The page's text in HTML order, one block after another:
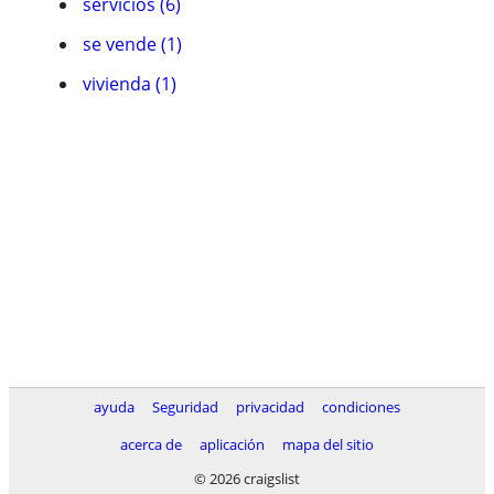
se vende (1)
vivienda (1)
ayuda Seguridad privacidad
condiciones
acerca de
aplicación
mapa del sitio
© 2026 craigslist